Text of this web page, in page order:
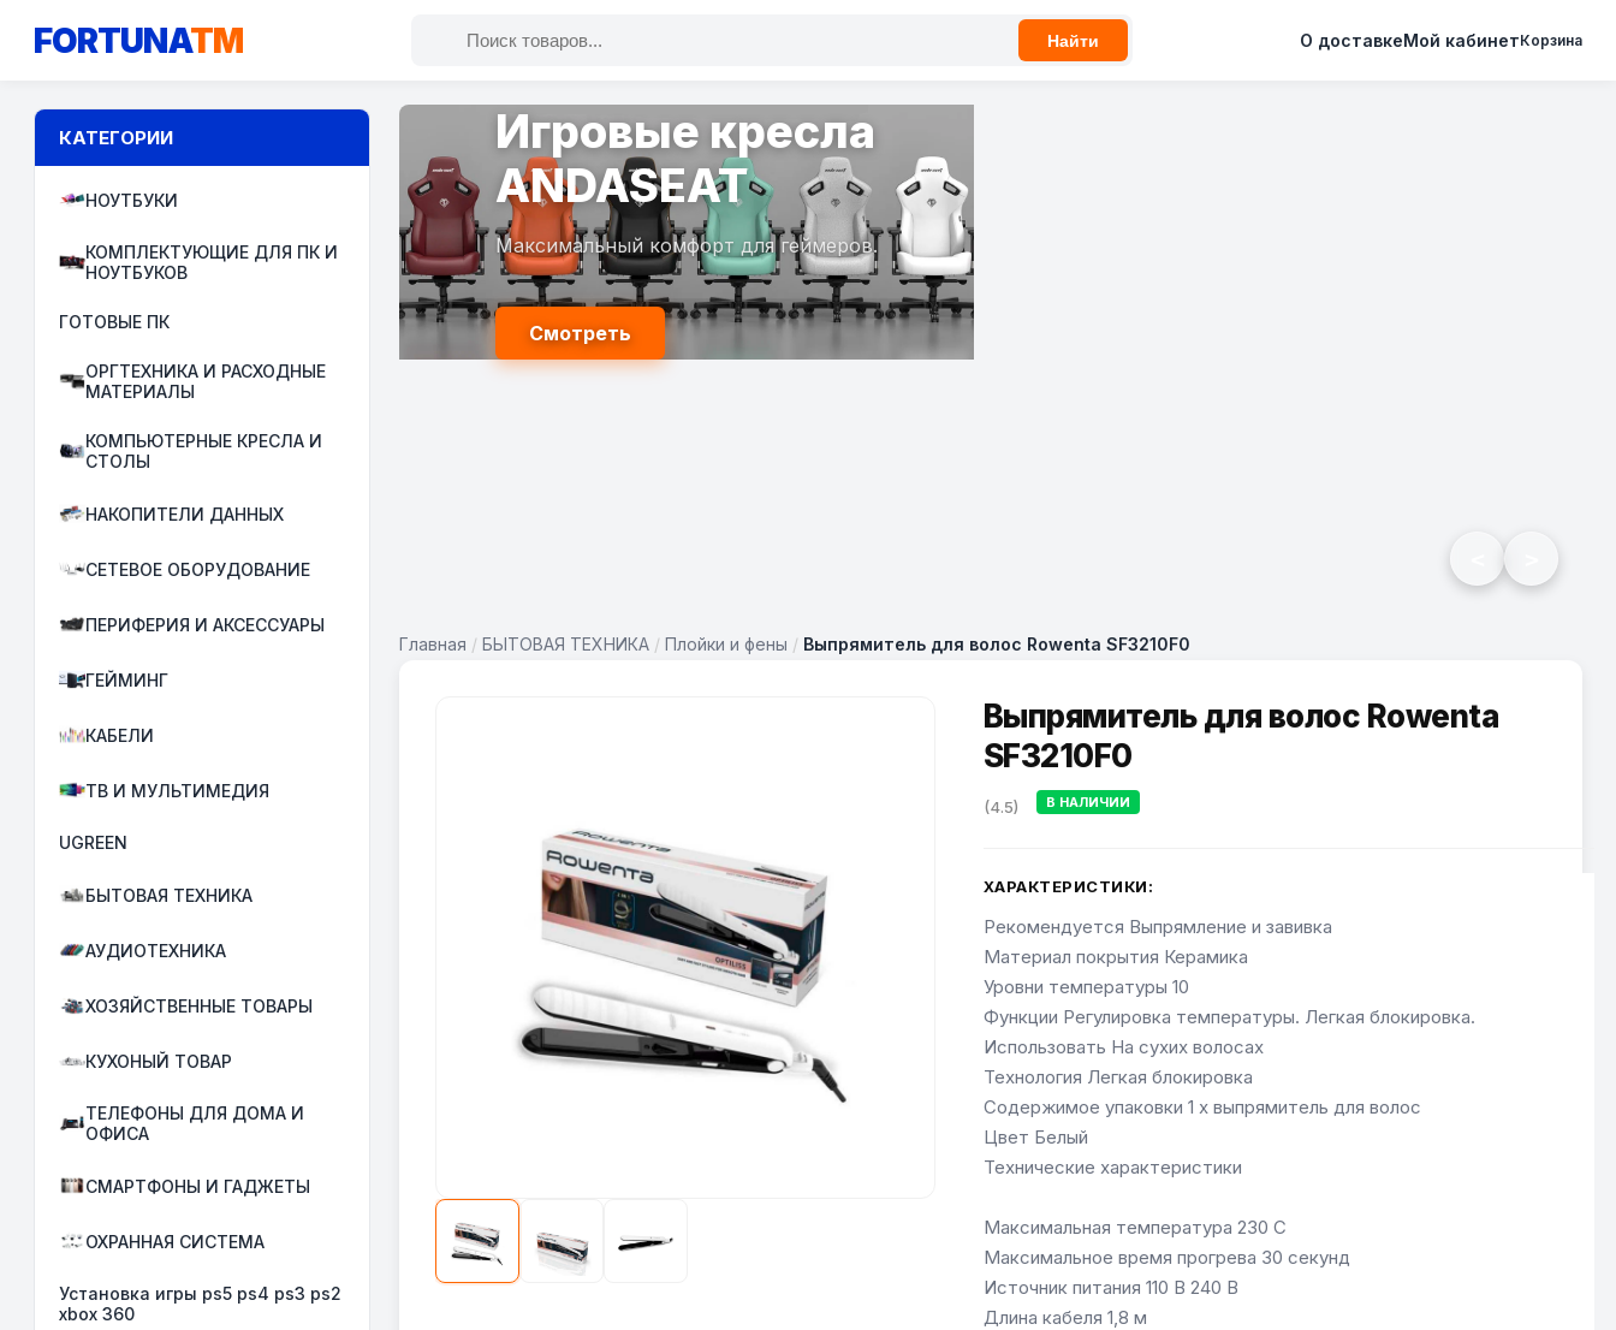
FORTUNATM Найти О доставкеМой кабинетКорзина
КАТЕГОРИИ
НОУТБУКИ
КОМПЛЕКТУЮЩИЕ ДЛЯ ПК И
НОУТБУКОВ
ГОТОВЫЕ ПК
ОРГТЕХНИКА И РАСХОДНЫЕ
МАТЕРИАЛЫ
КОМПЬЮТЕРНЫЕ КРЕСЛА И
СТОЛЫ
НАКОПИТЕЛИ ДАННЫХ
СЕТЕВОЕ ОБОРУДОВАНИЕ
ПЕРИФЕРИЯ И АКСЕССУАРЫ
ГЕЙМИНГ
КАБЕЛИ
ТВ И МУЛЬТИМЕДИЯ
UGREEN
БЫТОВАЯ ТЕХНИКА
АУДИОТЕХНИКА
ХОЗЯЙСТВЕННЫЕ ТОВАРЫ
КУХОНЫЙ ТОВАР
ТЕЛЕФОНЫ ДЛЯ ДОМА И
ОФИСА
СМАРТФОНЫ И ГАДЖЕТЫ
ОХРАННАЯ СИСТЕМА
Установка игры ps5 ps4 ps3 ps2
xbox 360
Игровые кресла
ANDASEAT
Максимальный комфорт для геймеров.
Смотреть
Главная / БЫТОВАЯ ТЕХНИКА / Плойки и фены / Выпрямитель для волос Rowenta SF3210F0
Выпрямитель для волос Rowenta
SF3210F0
(4.5) В НАЛИЧИИ
ХАРАКТЕРИСТИКИ:
Рекомендуется Выпрямление и завивка
Материал покрытия Керамика
Уровни температуры 10
Функции Регулировка температуры. Легкая блокировка.
Использовать На сухих волосах
Технология Легкая блокировка
Содержимое упаковки 1 х выпрямитель для волос
Цвет Белый
Технические характеристики
Максимальная температура 230 С
Максимальное время прогрева 30 секунд
Источник питания 110 В 240 В
Длина кабеля 1,8 м